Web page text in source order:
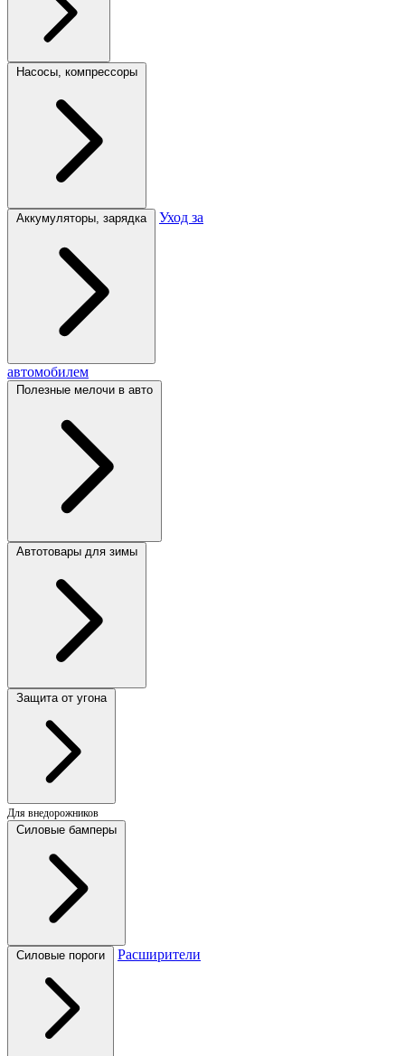
Насосы, компрессоры
Аккумуляторы, зарядка Уход за
автомобилем
Полезные мелочи в авто
Автотовары для зимы
Защита от угона
Для внедорожников
Силовые бамперы
Силовые пороги Расширители